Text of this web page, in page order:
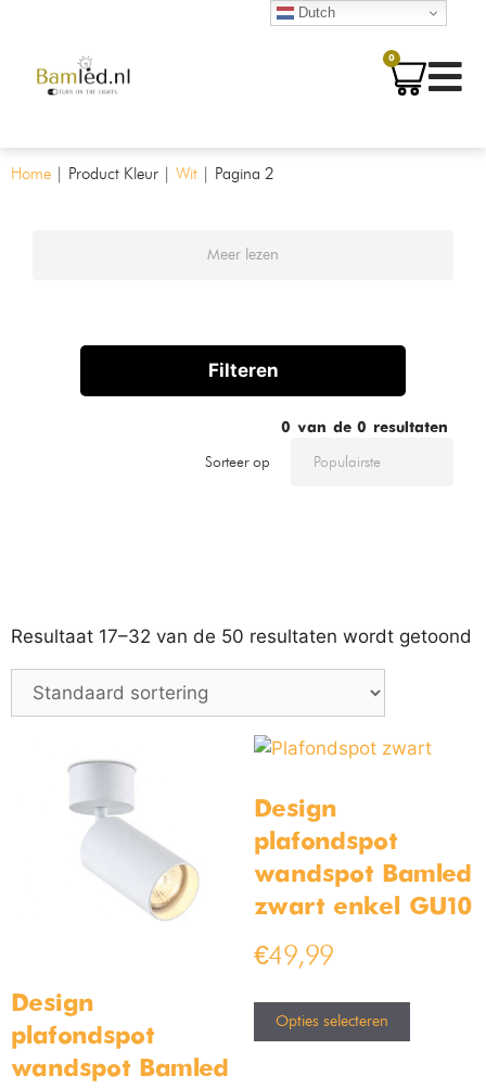
0
Home | Product Kleur | Wit | Pagina 2
Meer lezen
Filteren
0 van de 0 resultaten
Sorteer op
Resultaat 17–32 van de 50 resultaten wordt getoond
Design
plafondspot
wandspot Bamled
Design
plafondspot
wandspot Bamled
zwart enkel GU10
€49,99
Opties selecteren
Dutch